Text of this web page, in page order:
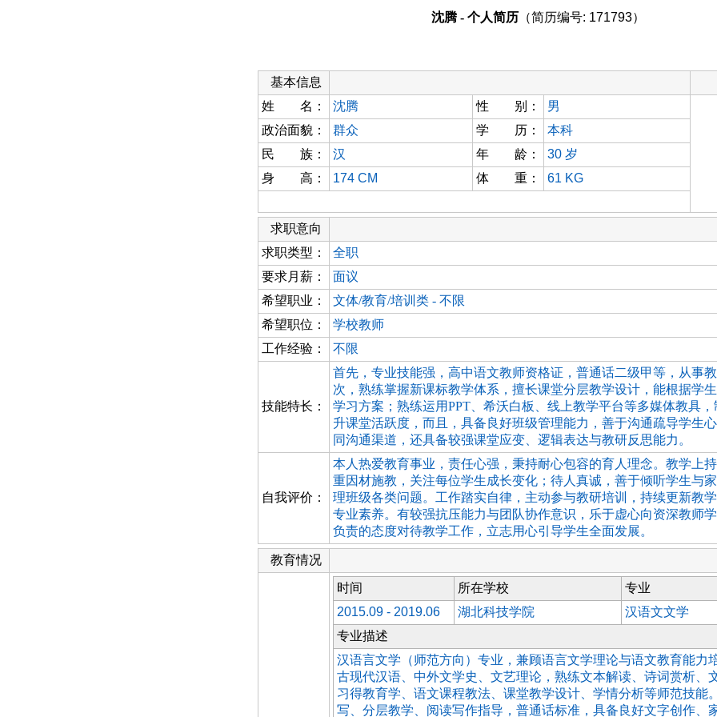
沈腾 - 个人简历（简历编号: 171793）
基本信息
姓 名：
沈腾 性 别：
男
政治面貌：
群众 学 历：
本科
民 族：
汉 年 龄： 30 岁
身 高：
174 CM 体 重： 61 KG
求职意向
求职类型：
全职
要求月薪：
面议
希望职业：
文体/教育/培训类 - 不限
希望职位：
学校教师
工作经验：
不限
技能特长：
首先，专业技能强，高中语文教师资格证，普通话二级甲等，从事
次，熟练掌握新课标教学体系，擅长课堂分层教学设计，能根据学
学习方案；熟练运用PPT、希沃白板、线上教学平台等多媒体教具
升课堂活跃度，而且，具备良好班级管理能力，善于沟通疏导学生
同沟通渠道，还具备较强课堂应变、逻辑表达与教研反思能力。
自我评价：
本人热爱教育事业，责任心强，秉持耐心包容的育人理念。教学上
重因材施教，关注每位学生成长变化；待人真诚，善于倾听学生与
理班级各类问题。工作踏实自律，主动参与教研培训，持续更新教
专业素养。有较强抗压能力与团队协作意识，乐于虚心向资深教师
负责的态度对待教学工作，立志用心引导学生全面发展。
教育情况
时间 所在学校
专业
2015.09 - 2019.06
湖北科技学院
汉语文文学
专业描述
汉语言文学（师范方向）专业，兼顾语言文学理论与语文教育能力
古现代汉语、中外文学史、文艺理论，熟练文本解读、诗词赏析、
习得教育学、语文课程教法、课堂教学设计、学情分析等师范技能
写、分层教学、阅读写作指导，普通话标准，具备良好文字创作、